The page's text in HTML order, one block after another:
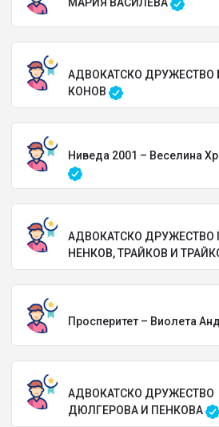
АДВОКАТСКО ДРУЖЕСТВО
КОНОВ
Ниведа 2001 – Веселина
АДВОКАТСКО ДРУЖЕСТВО
НЕНКОВ, ТРАЙКОВ И
Просперитет – Виолета
АДВОКАТСКО ДРУЖЕСТВО
ДЮЛГЕРОВА И ПЕНКОВА